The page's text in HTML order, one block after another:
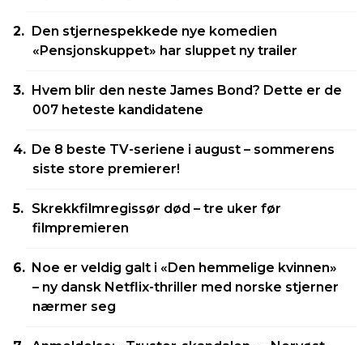
Den stjernespekkede nye komedien
«Pensjonskuppet» har sluppet ny trailer
Hvem blir den neste James Bond? Dette er de
007 heteste kandidatene
De 8 beste TV-seriene i august – sommerens
siste store premierer!
Skrekkfilmregissør død – tre uker før
filmpremieren
Noe er veldig galt i «Den hemmelige kvinnen»
– ny dansk Netflix-thriller med norske stjerner
nærmer seg